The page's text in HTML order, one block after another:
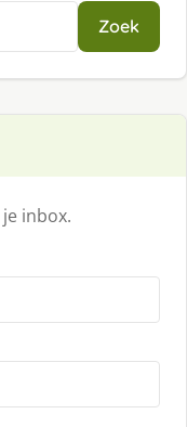
Zoek
inbox.